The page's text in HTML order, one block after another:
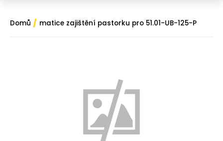
Domů / matice zajištění pastorku pro 51.01-UB-125-P